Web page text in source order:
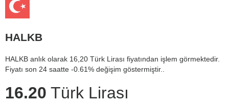
HALKB
HALKB anlık olarak 16,20 Türk Lirası fiyatından işlem görmektedir.
Fiyatı son 24 saatte -0.61% değişim göstermiştir..
16.20 Türk Lirası